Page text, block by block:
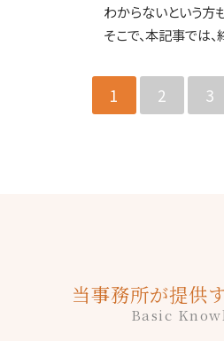
わからないという方
そこで、本記事では
1 2 3
当事務所が提供
Basic